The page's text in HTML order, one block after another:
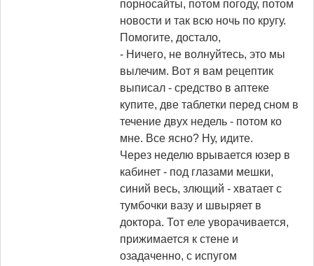
порносайты, потом погоду, потом
новости и так всю ночь по кругу.
Помогите, достало,
- Ничего, не волнуйтесь, это мы
вылечим. Вот я вам рецептик
выписал - средство в аптеке
купите, две таблетки перед сном в
течение двух недель - потом ко
мне. Все ясно? Ну, идите.
Через неделю врывается юзер в
кабинет - под глазами мешки,
синий весь, злющий - хватает с
тумбочки вазу и швыряет в
доктора. Тот еле уворачивается,
прижимается к стене и
озадаченно, с испугом